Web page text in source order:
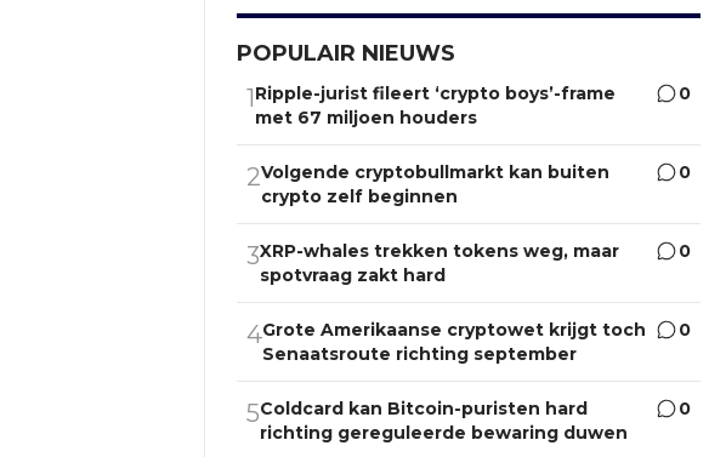
POPULAIR NIEUWS
1Ripple-jurist fileert ‘crypto boys’-frame
met 67 miljoen houders
0
2Volgende cryptobullmarkt kan buiten
crypto zelf beginnen
0
3XRP-whales trekken tokens weg, maar
spotvraag zakt hard
0
4Grote Amerikaanse cryptowet krijgt toch
Senaatsroute richting september
0
5Coldcard kan Bitcoin-puristen hard
richting gereguleerde bewaring duwen
0